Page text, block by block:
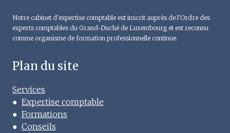
Notre cabinet d'expertise comptable est inscrit auprès de l'Ordre des
experts comptables du Grand-Duché de Luxembourg et est reconnu
comme organisme de formation professionnelle continue.
Plan du site
Services
● Expertise comptable
● Formations
● Conseils